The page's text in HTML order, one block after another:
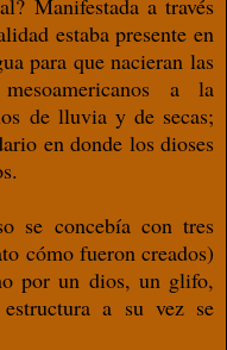
Manifestada a través
estaba presente en
para que nacieran las
a la
de lluvia y de secas;
en donde los dioses
se concebía con tres
cómo fueron creados)
por un dios, un glifo,
a su vez se